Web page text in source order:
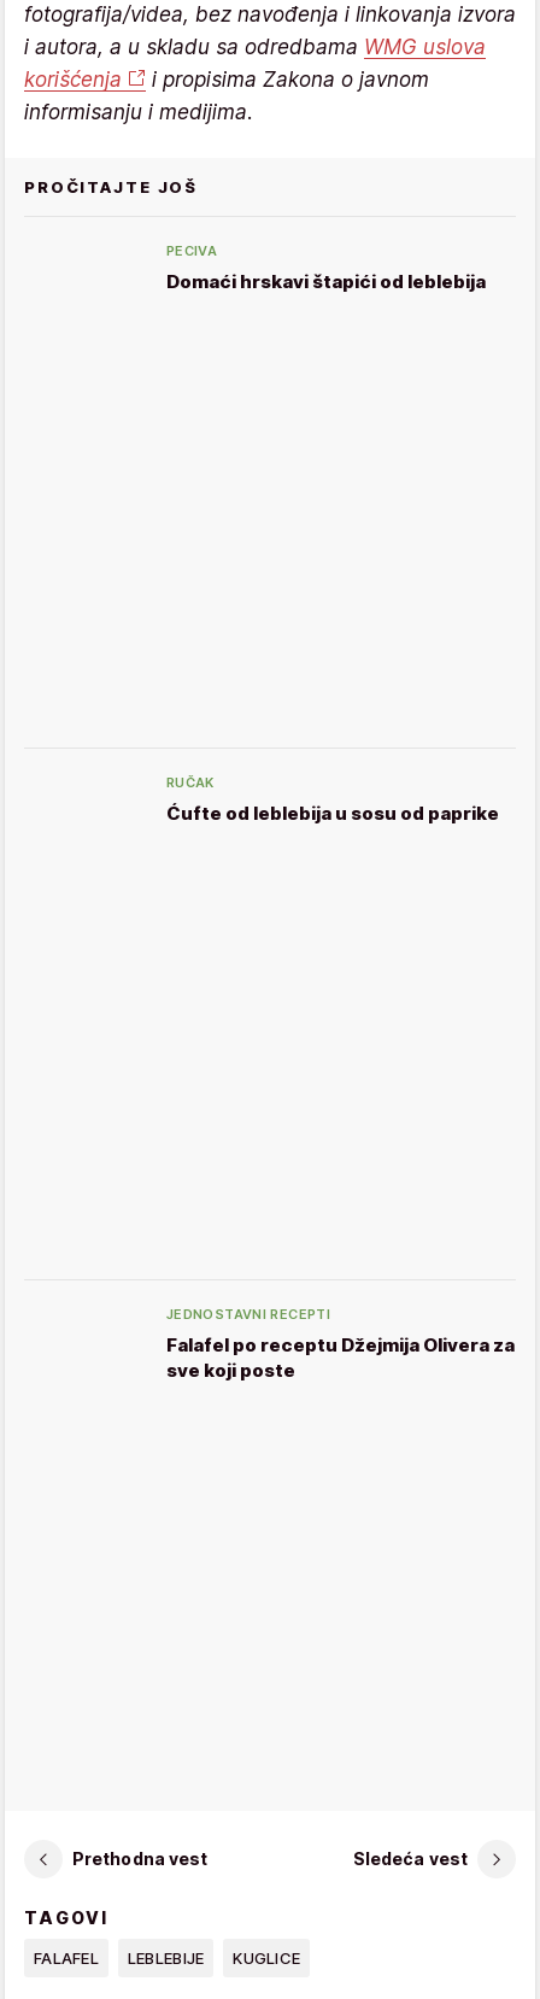
fotografija/videa, bez navođenja i linkovanja izvora
i autora, a u skladu sa odredbama WMG uslova
korišćenja
i propisima Zakona o javnom
informisanju i medijima.
PROČITAJTE JOŠ
PECIVA
Domaći hrskavi štapići od leblebija
RUČAK
Ćufte od leblebija u sosu od paprike
JEDNOSTAVNI RECEPTI
Falafel po receptu Džejmija Olivera za
sve koji poste
Prethodna vest Sledeća vest
TAGOVI
FALAFEL LEBLEBIJE KUGLICE